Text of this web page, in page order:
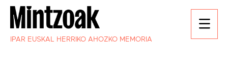
IPAR EUSKAL HERRIKO AHOZKO MEMORIA